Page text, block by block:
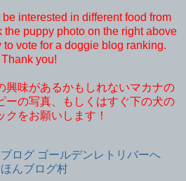
interested in different food from
the puppy photo on the right above
vote for a doggie blog ranking.
Thank you!
興味があるかもしれないマカナの
ーの写真、もしくはすぐ下の犬の
クをお願いします！
んブログ村